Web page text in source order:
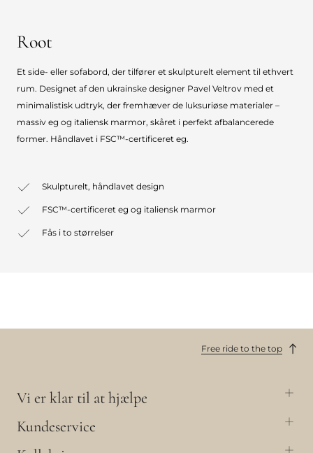
Root
Et side- eller sofabord, der tilfører et skulpturelt element til ethvert
rum. Designet af den ukrainske designer Pavel Veltrov med et
minimalistisk udtryk, der fremhæver de luksuriøse materialer –
massiv eg og italiensk marmor, skåret i perfekt afbalancerede
former. Håndlavet i FSC™-certificeret eg.
Skulpturelt, håndlavet design
FSC™-certificeret eg og italiensk marmor
Fås i to størrelser
Free ride to the top
Vi er klar til at hjælpe
Kundeservice